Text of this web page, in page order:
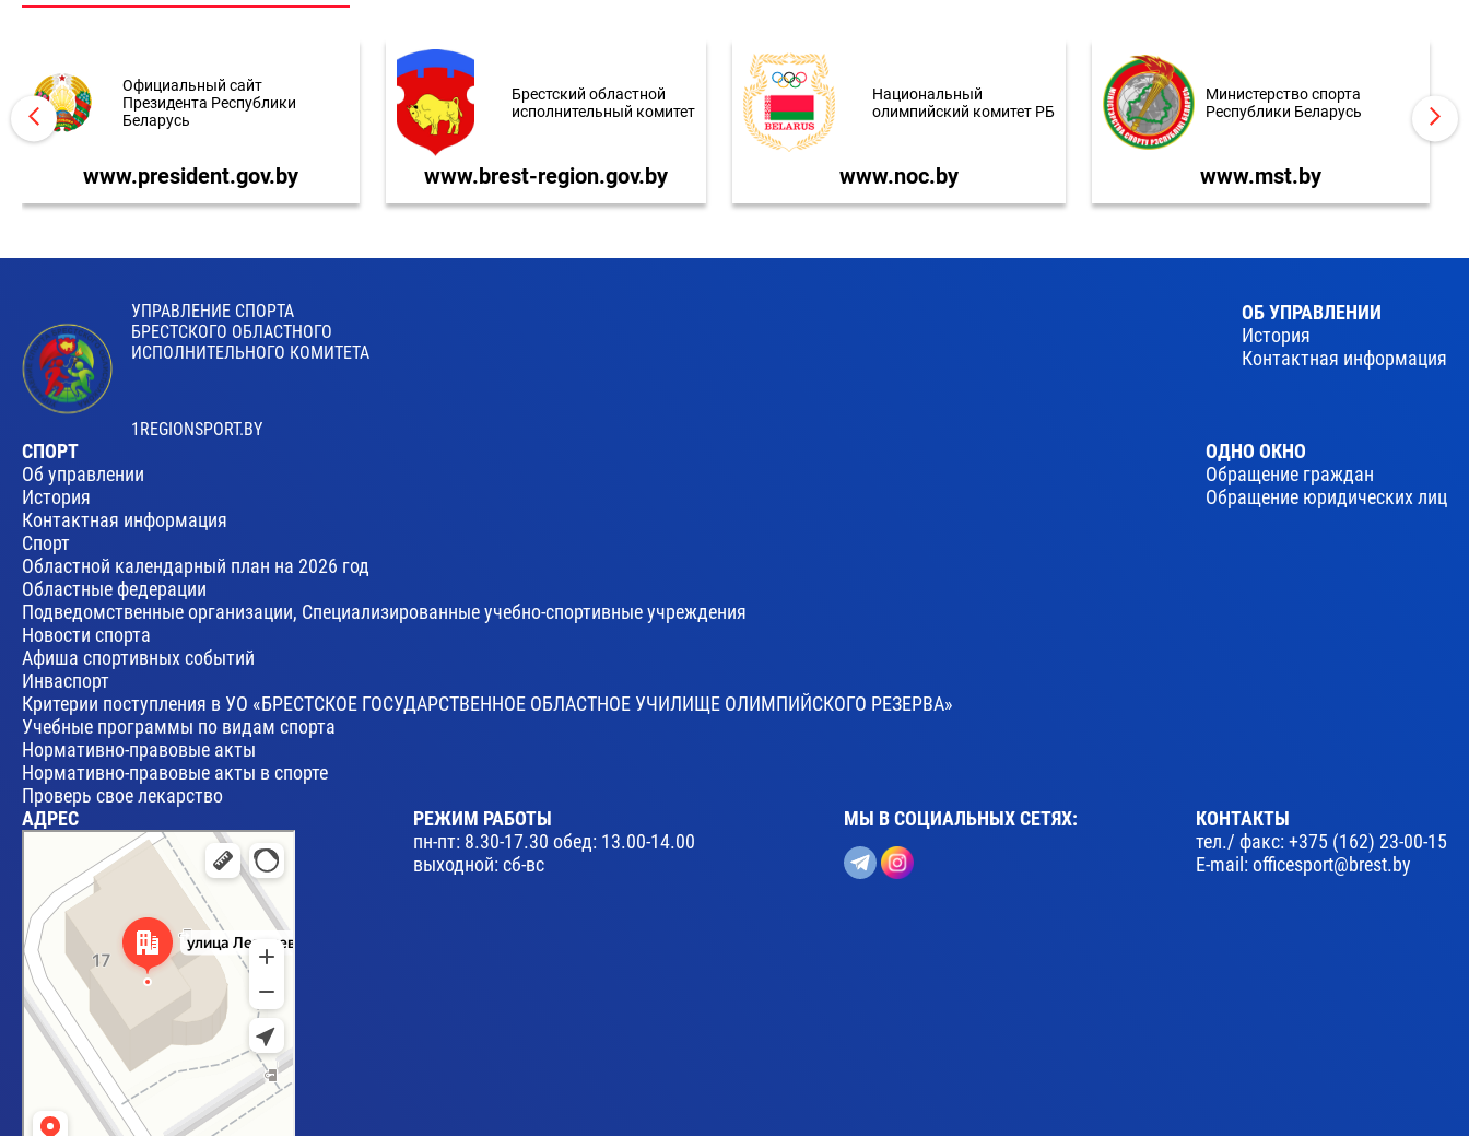
Официальный сайт
Президента Республики
Беларусь
www.president.gov.by
Брестский областной
исполнительный комитет
www.brest-region.gov.by
Национальный
олимпийский комитет РБ
www.noc.by
Министерство спорта
Республики Беларусь
www.mst.by
УПРАВЛЕНИЕ СПОРТА
БРЕСТСКОГО ОБЛАСТНОГО
ИСПОЛНИТЕЛЬНОГО КОМИТЕТА
1REGIONSPORT.BY
ОБ УПРАВЛЕНИИ
История
Контактная информация
СПОРТ
Об управлении
История
Контактная информация
Спорт
Областной календарный план на 2026 год
Областные федерации
Подведомственные организации, Специализированные учебно-спортивные учреждения
Новости спорта
Афиша спортивных событий
Инваспорт
Критерии поступления в УО «БРЕСТСКОЕ ГОСУДАРСТВЕННОЕ ОБЛАСТНОЕ УЧИЛИЩЕ ОЛИМПИЙСКОГО РЕЗЕРВА»
Учебные программы по видам спорта
Нормативно-правовые акты
Нормативно-правовые акты в спорте
Проверь свое лекарство
ОДНО ОКНО
Обращение граждан
Обращение юридических лиц
АДРЕС
Брест
Улица Леваневского, 17 — Яндекс Карты
РЕЖИМ РАБОТЫ
пн-пт: 8.30-17.30 обед: 13.00-14.00
выходной: сб-вс
МЫ В СОЦИАЛЬНЫХ СЕТЯХ:
КОНТАКТЫ
тел./ факс:+375 (162) 23-00-15
E-mail:officesport@brest.by